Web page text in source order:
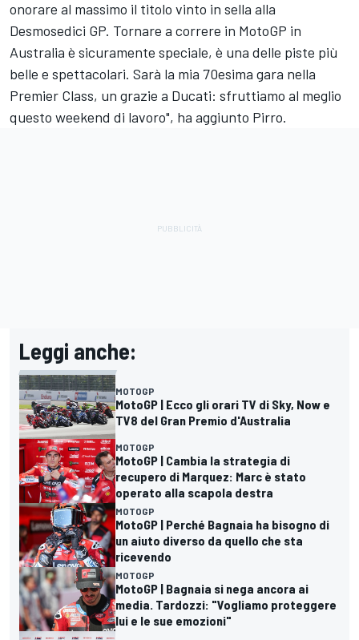
onorare al massimo il titolo vinto in sella alla
Desmosedici GP. Tornare a correre in MotoGP in
Australia è sicuramente speciale, è una delle piste più
belle e spettacolari. Sarà la mia 70esima gara nella
Premier Class, un grazie a Ducati: sfruttiamo al meglio
questo weekend di lavoro", ha aggiunto Pirro.
Leggi anche:
MOTOGP
MotoGP | Ecco gli orari TV di Sky, Now e
TV8 del Gran Premio d'Australia
MOTOGP
MotoGP | Cambia la strategia di
recupero di Marquez: Marc è stato
operato alla scapola destra
MOTOGP
MotoGP | Perché Bagnaia ha bisogno di
un aiuto diverso da quello che sta
ricevendo
MOTOGP
MotoGP | Bagnaia si nega ancora ai
media. Tardozzi: "Vogliamo proteggere
lui e le sue emozioni"